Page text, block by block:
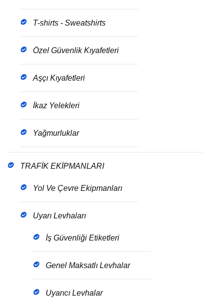
T-shirts - Sweatshirts
Özel Güvenlik Kıyafetleri
Aşçı Kıyafetleri
İkaz Yelekleri
Yağmurluklar
TRAFİK EKİPMANLARI
Yol Ve Çevre Ekipmanları
Uyarı Levhaları
İş Güvenliği Etiketleri
Genel Maksatlı Levhalar
Uyarıcı Levhalar